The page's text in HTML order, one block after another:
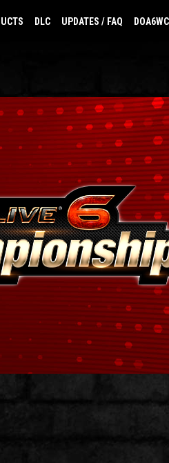
DLC UPDATES / FAQ DOA6WC